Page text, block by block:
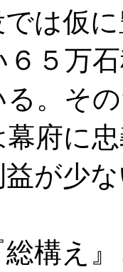
は仮
６５万
る。そ
府に
が少
構え